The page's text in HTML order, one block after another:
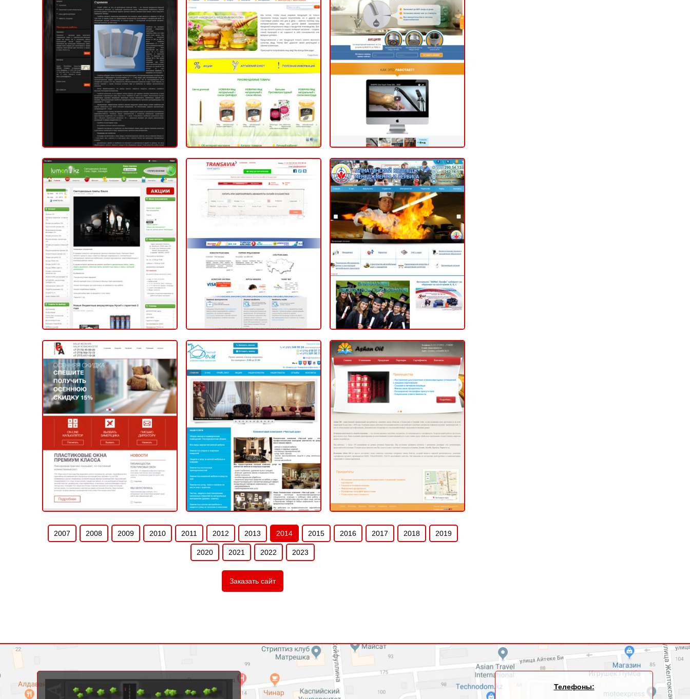
2007 2008 2009 2010 2011 2012 2013 2014 2015 2016 2017 2018 2019
2020 2021 2022 2023
Компания «Sofya Decor»
2014
Honey Bee
ИНТЕРНЕТ-МАГАЗИН
Система оплаты
watersave.kz
2014
Магазин светодиодных
фонарей
2014
Туристическое агенство
«Transavia Travel Agency»
2014
Алматинский колледж
менеджмента и сервиса
«Акмис»
2014
ТОО «Ваши окна Астана»
2014
Клининговая компания
«Чистый дом»
2014
Ashan Oil
ВИЗИТКА 2014
Заказать сайт
Телефоны: